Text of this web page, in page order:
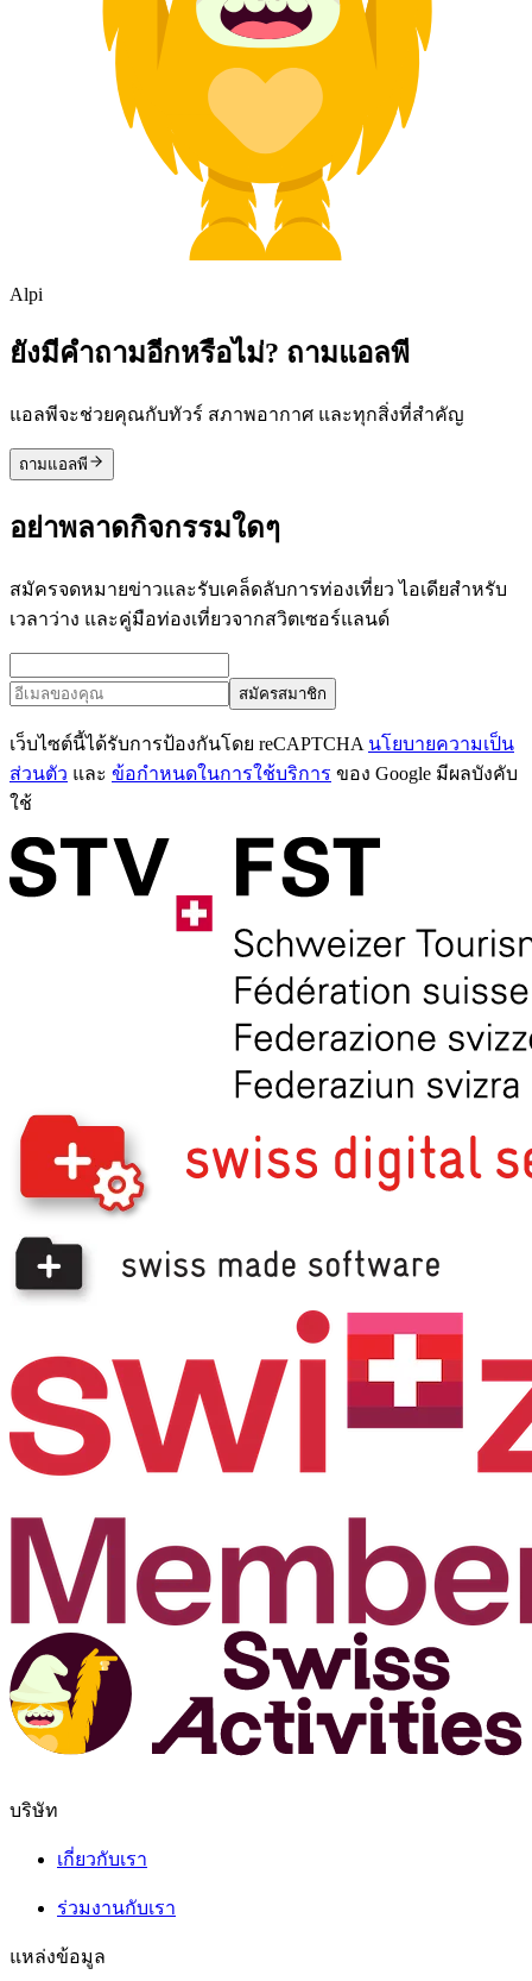
Alpi
ยังมีคำถามอีกหรือไม่? ถามแอลพี
แอลพีจะช่วยคุณกับทัวร์ สภาพอากาศ และทุกสิ่งที่สำคัญ
ถามแอลพี
อย่าพลาดกิจกรรมใดๆ
สมัครจดหมายข่าวและรับเคล็ดลับการท่องเที่ยว ไอเดียสำหรับ
เวลาว่าง และคู่มือท่องเที่ยวจากสวิตเซอร์แลนด์
สมัครสมาชิก
เว็บไซต์นี้ได้รับการป้องกันโดย reCAPTCHA นโยบายความเป็น
ส่วนตัว และ ข้อกำหนดในการใช้บริการ ของ Google มีผลบังคับ
ใช้
บริษัท
เกี่ยวกับเรา
ร่วมงานกับเรา
แหล่งข้อมูล